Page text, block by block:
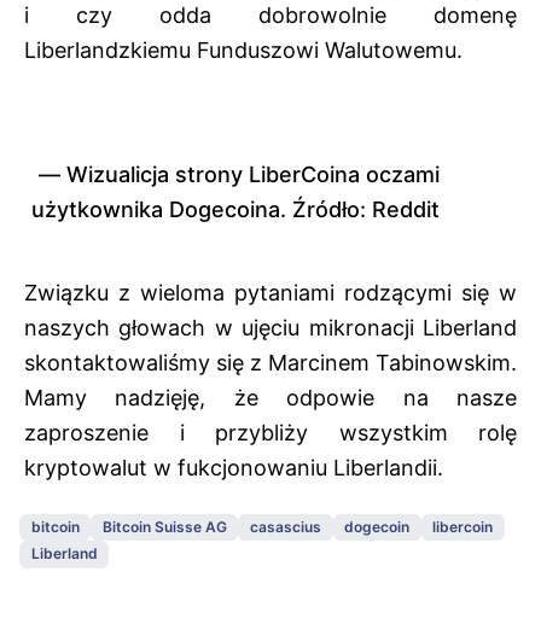
i czy odda dobrowolnie domenę
Liberlandzkiemu Funduszowi Walutowemu.
Wizualicja strony LiberCoina oczami
użytkownika Dogecoina. Źródło: Reddit
Związku z wieloma pytaniami rodzącymi się w
naszych głowach w ujęciu mikronacji Liberland
skontaktowaliśmy się z Marcinem Tabinowskim.
Mamy nadzięję, że odpowie na nasze
zaproszenie i przybliży wszystkim rolę
kryptowalut w fukcjonowaniu Liberlandii.
bitcoin Bitcoin Suisse AG casascius dogecoin
libercoin
Liberland